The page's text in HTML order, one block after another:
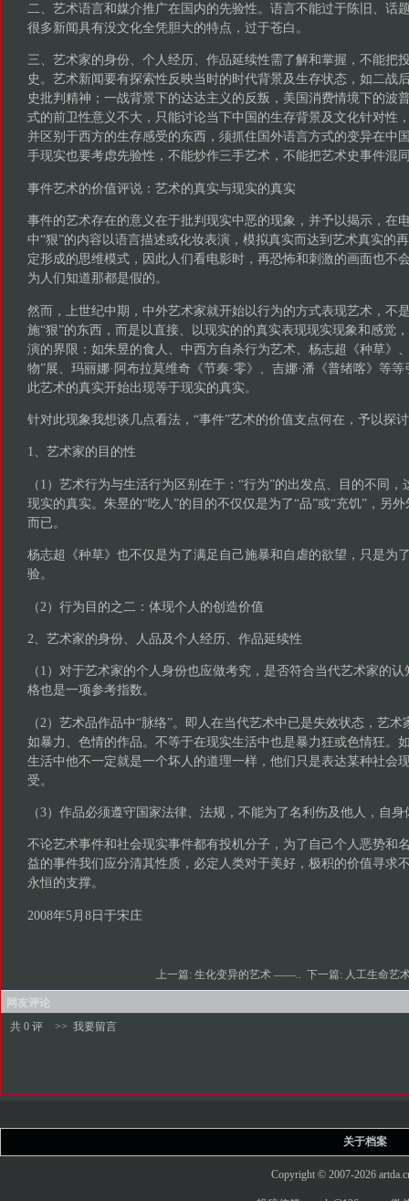
二、艺术语言和媒介推广在国内的先验性。语言不能过于陈旧、话
很多新闻具有没文化全凭胆大的特点，过于苍白。
三、艺术家的身份、个人经历、作品延续性需了解和掌握，不能把
史。艺术新闻要有探索性反映当时的时代背景及生存状态，如二战
史批判精神；一战背景下的达达主义的反叛，美国消费情境下的波
式的前卫性意义不大，只能讨论当下中国的生存背景及文化针对性
并区别于西方的生存感受的东西，须抓住国外语言方式的变异在中
手现实也要考虑先验性，不能炒作三手艺术，不能把艺术史事件混
事件艺术的价值评说：艺术的真实与现实的真实
事件的艺术存在的意义在于批判现实中恶的现象，并予以揭示，在
中“狠”的内容以语言描述或化妆表演，模拟真实而达到艺术真实的
定形成的思维模式，因此人们看电影时，再恐怖和刺激的画面也不
为人们知道那都是假的。
然而，上世纪中期，中外艺术家就开始以行为的方式表现艺术，不
施“狠”的东西，而是以直接、以现实的的真实表现现实现象和感觉
演的界限：如朱昱的食人、中西方自杀行为艺术、杨志超《种草》
物”展、玛丽娜·阿布拉莫维奇《节奏·零》、吉娜·潘《普绪喀》等
此艺术的真实开始出现等于现实的真实。
针对此现象我想谈几点看法，“事件”艺术的价值支点何在，予以探
1、艺术家的目的性
（1）艺术行为与生活行为区别在于：“行为”的出发点、目的不同
现实的真实。朱昱的“吃人”的目的不仅仅是为了“品”或“充饥”，另
而已。
杨志超《种草》也不仅是为了满足自己施暴和自虐的欲望，只是为
验。
（2）行为目的之二：体现个人的创造价值
2、艺术家的身份、人品及个人经历、作品延续性
（1）对于艺术家的个人身份也应做考究，是否符合当代艺术家的
格也是一项参考指数。
（2）艺术品作品中“脉络”。即人在当代艺术中已是失效状态，艺
如暴力、色情的作品。不等于在现实生活中也是暴力狂或色情狂。
生活中他不一定就是一个坏人的道理一样，他们只是表达某种社会
受。
（3）作品必须遵守国家法律、法规，不能为了名利伤及他人，自
不论艺术事件和社会现实事件都有投机分子，为了自己个人恶势和
益的事件我们应分清其性质，必定人类对于美好，极积的价值寻求
永恒的支撑。
2008年5月8日于宋庄
上一篇: 生化变异的艺术 ——.. 下一篇: 人工生命艺
网友评论
共 0 评
>> 我要留言
关于档案
Copyright © 2007-2026